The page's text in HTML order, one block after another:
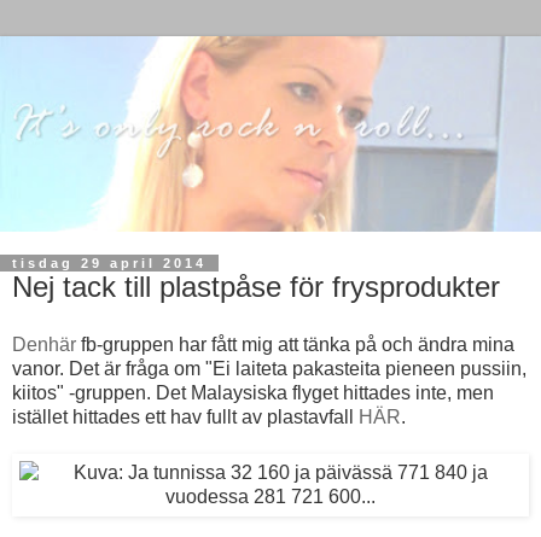
tisdag 29 april 2014
Nej tack till plastpåse för frysprodukter
Denhär fb-gruppen har fått mig att tänka på och ändra mina
vanor. Det är fråga om "Ei laiteta pakasteita pieneen pussiin,
kiitos" -gruppen. Det Malaysiska flyget hittades inte, men
istället hittades ett hav fullt av plastavfall
HÄR.